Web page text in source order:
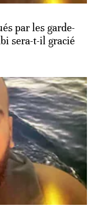
par les garde-
sera-t-il gracié